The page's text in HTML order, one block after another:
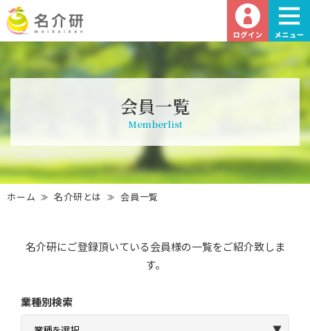
会員一覧
Memberlist
ホーム 名介研とは 会員一覧
名介研にご登録頂いている会員様の一覧をご紹介致しま
す。
業種別検索